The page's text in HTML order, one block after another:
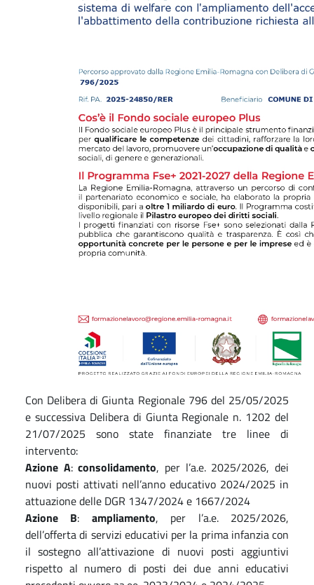
Con Delibera di Giunta Regionale 796 del 25/05/2025
e successiva Delibera di Giunta Regionale n. 1202 del
21/07/2025 sono state finanziate tre linee di
intervento:
Azione A:consolidamento, per l’a.e. 2025/2026, dei
nuovi posti attivati nell’anno educativo 2024/2025 in
attuazione delle DGR 1347/2024 e 1667/2024
Azione B: ampliamento, per l’a.e. 2025/2026,
dell’offerta di servizi educativi per la prima infanzia con
il sostegno all’attivazione di nuovi posti aggiuntivi
rispetto al numero di posti dei due anni educativi